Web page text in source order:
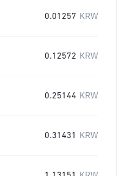
0.01257 KRW
0.12572 KRW
0.25144 KRW
0.31431 KRW